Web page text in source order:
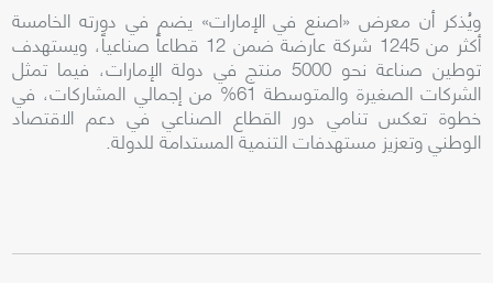
ويُذكر أن معرض «اصنع في الإمارات» يضم في دورته الخامسة
أكثر من 1245 شركة عارضة ضمن 12 قطاعاً صناعياً، ويستهدف
توطين صناعة نحو 5000 منتج في دولة الإمارات، فيما تمثل
الشركات الصغيرة والمتوسطة 61% من إجمالي المشاركات، في
خطوة تعكس تنامي دور القطاع الصناعي في دعم الاقتصاد
الوطني وتعزيز مستهدفات التنمية المستدامة للدولة.